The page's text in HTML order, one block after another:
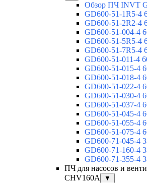
Обзор ПЧ INVT
GD600-51-1R5-4
GD600-51-2R2-4
GD600-51-004-4
GD600-51-5R5-4
GD600-51-7R5-4
GD600-51-011-4
GD600-51-015-4
GD600-51-018-4
GD600-51-022-4
GD600-51-030-4
GD600-51-037-4
GD600-51-045-4
GD600-51-055-4
GD600-51-075-4
GD600-71-045-4
GD600-71-160-4
GD600-71-355-4
ПЧ для насосов и
CHV160A
▼